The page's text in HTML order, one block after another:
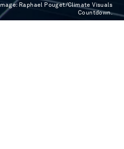
Image: Raphael Pouget/Climate Visuals
Countdown.